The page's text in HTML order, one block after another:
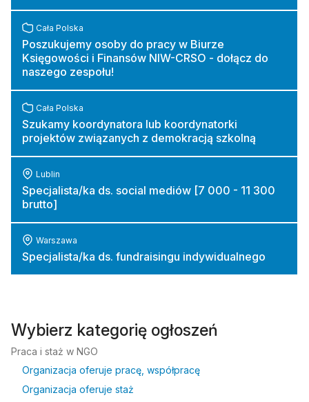
Poszukujemy osoby do pracy w Biurze
Księgowości i Finansów NIW-CRSO - dołącz do
naszego zespołu!
Cała Polska
Szukamy koordynatora lub koordynatorki
projektów związanych z demokracją szkolną
Cała Polska
Specjalista/ka ds. social mediów [7 000 - 11 300
brutto]
Lublin
Specjalista/ka ds. fundraisingu indywidualnego
Warszawa
Wybierz kategorię ogłoszeń
Praca i staż w NGO
Organizacja oferuje pracę, współpracę
Organizacja oferuje staż